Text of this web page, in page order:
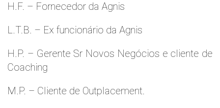
H.F. – Fornecedor da Agnis
L.T.B. – Ex funcionário da Agnis
H.P. – Gerente Sr Novos Negócios e cliente de
Coaching
M.P. – Cliente de Outplacement.